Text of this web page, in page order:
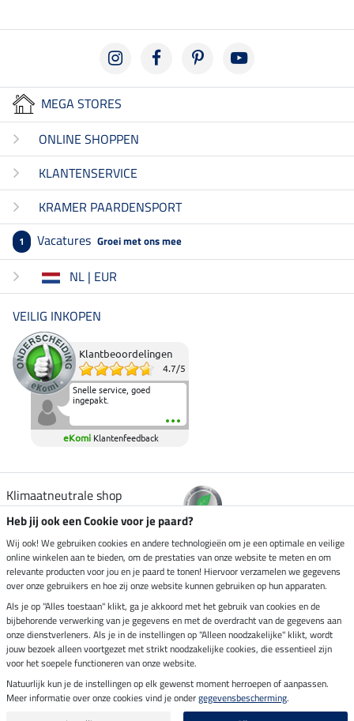
MEGA STORES
ONLINE SHOPPEN
KLANTENSERVICE
KRAMER PAARDENSPORT
1 Vacatures Groei met ons mee
NL | EUR
VEILIG INKOPEN
Klantbeoordelingen
4.7/5
Snelle service, goed
ingepakt.
eKomi Klantenfeedback
Klimaatneutrale shop
Verzending per
Veilig betalen met
Impressum
Laatste update op 06.08.2026 om 03:11 uur
Heb jij ook een Cookie voor je paard?
Wij ook! We gebruiken cookies en andere technologieën om je een optimale en veilige
online winkelen aan te bieden, om de prestaties van onze website te meten en om
relevante producten voor jou en je paard te tonen! Hiervoor verzamelen we gegevens
over onze gebruikers en hoe zij onze website kunnen gebruiken op hun apparaten.
Als je op "Alles toestaan" klikt, ga je akkoord met het gebruik van cookies en de
bijbehorende verwerking van je gegevens en met de overdracht van de gegevens aan
onze dienstverleners. Als je in de instellingen op "Alleen noodzakelijke" klikt, wordt
jouw bezoek alleen voortgezet met strikt noodzakelijke cookies, die essentieel zijn
voor het soepele functioneren van onze website.
Natuurlijk kun je de instellingen op elk gewenst moment herroepen of aanpassen.
Meer informatie over onze cookies vind je ondergegevensbescherming.